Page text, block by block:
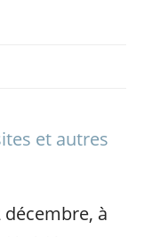
et autres
décembre, à